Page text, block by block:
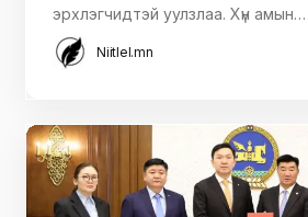
эрхлэгчидтэй уулзлаа. Хүн амын…
Niitlel.mn